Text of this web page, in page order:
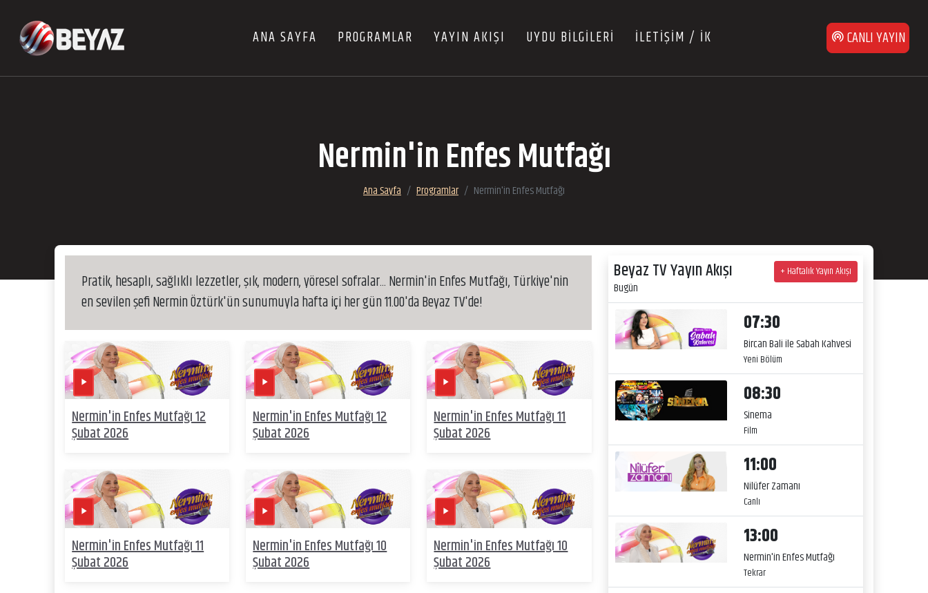
ANA SAYFA PROGRAMLAR YAYIN AKIŞI UYDU BİLGİLERİ İLETİŞİM / İK CANLI YAYIN
Nermin'in Enfes Mutfağı
Ana Sayfa Programlar Nermin'in Enfes Mutfağı
Pratik, hesaplı, sağlıklı lezzetler, şık, modern, yöresel sofralar... Nermin'in Enfes Mutfağı, Türkiye'nin
en sevilen şefi Nermin Öztürk'ün sunumuyla hafta içi her gün 11.00'da Beyaz TV'de!
Nermin'in Enfes Mutfağı 12
Şubat 2026
Nermin'in Enfes Mutfağı 12
Şubat 2026
Nermin'in Enfes Mutfağı 11
Şubat 2026
Nermin'in Enfes Mutfağı 11
Şubat 2026
Nermin'in Enfes Mutfağı 10
Şubat 2026
Nermin'in Enfes Mutfağı 10
Şubat 2026
Beyaz TV Yayın Akışı
Bugün
+ Haftalık Yayın Akışı
07:30
Bircan Bali ile Sabah Kahvesi
Yeni Bölüm
08:30
Sinema
Film
11:00
Nilüfer Zamanı
Canlı
13:00
Nermin'in Enfes Mutfağı
Tekrar